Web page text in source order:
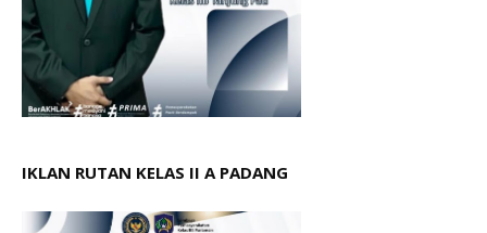
IKLAN RUTAN KELAS II A PADANG